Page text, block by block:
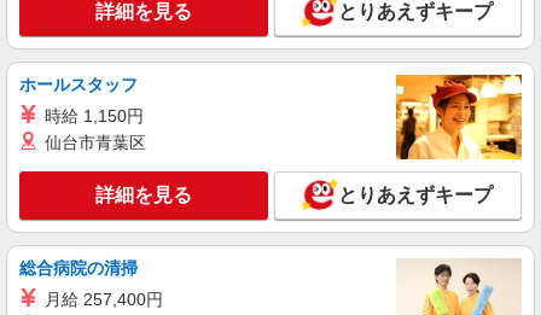
派遣社員
株式会社パソナ・東京キャリアセンター/KT600116968901
NEW
月給290600円 ★交通費規定に基づき交通費支
東京都中央区（日本橋駅）
キープ 詳細を見る
派遣社員
株式会社パソナ・東京キャリアセンター/KT6001179126
NEW
詳細を見る とりあえずキープ
ホールスタッフ
時給 1,150円
仙台市青葉区
詳細を見る とりあえずキープ
総合病院の清掃
月給 257,400円